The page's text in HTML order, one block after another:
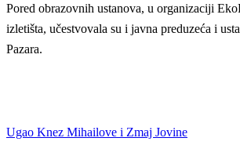
Pored obrazovnih ustanova, u organizaciji
izletišta, učestvovala su i javna preduzeća i
Pazara.
Ugao Knez Mihailove i Zmaj Jovine